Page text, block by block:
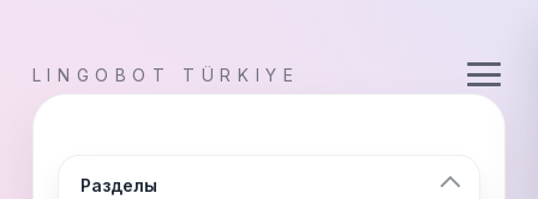
LINGOBOT TÜRKIYE
Разделы